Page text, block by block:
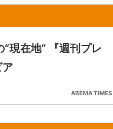
現在地” 『週刊プレ
ア
ABEMA TIMES